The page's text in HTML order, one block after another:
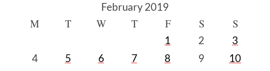
February 2019
M T W T F S S
1 2
3
4
5 6 7 8 9
10